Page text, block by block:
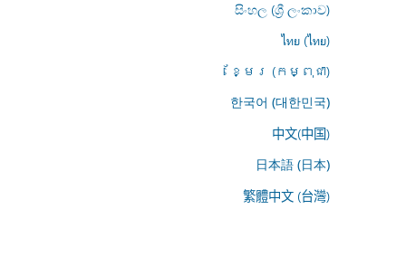
සිංහල (ශ්‍රී ලංකාව)
ไทย (ไทย)
ខ្មែរ (កម្ពុជា)
한국어 (대한민국)
中文(中国)
日本語 (日本)
繁體中文 (台灣)